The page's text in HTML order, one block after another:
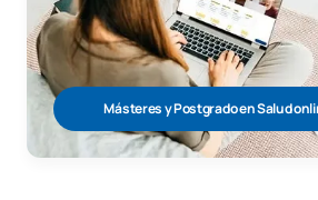
Másteres y Postgrado en Salud